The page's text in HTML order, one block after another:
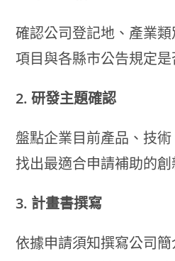
確認公司登記地、產業
項目與各縣市公告規定是
2. 研發主題確認
盤點企業目前產品、技術
找出最適合申請補助的創
3. 計畫書撰寫
依據申請須知撰寫公司